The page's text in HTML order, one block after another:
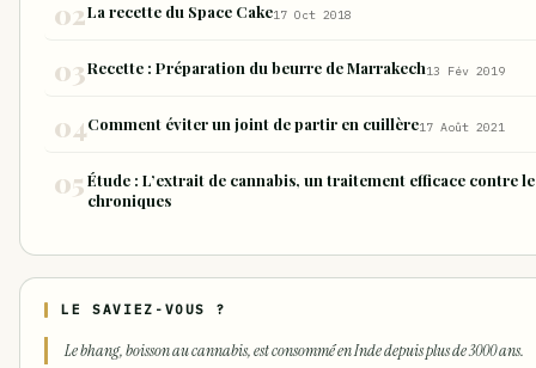
La recette du Space Cake17 Oct 2018
Recette : Préparation du beurre de Marrakech13 Fév 2019
Comment éviter un joint de partir en cuillère17 Août 2021
Étude : L’extrait de cannabis, un traitement efficace contre
chroniques
LE SAVIEZ-VOUS ?
Le bhang, boisson au cannabis, est consommé en Inde depuis plus de 3000 ans.